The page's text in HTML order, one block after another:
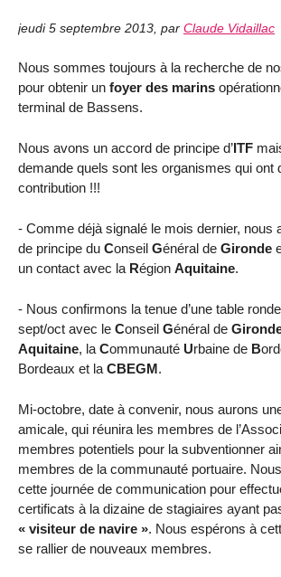
jeudi 5 septembre 2013 par Claude Vidaillac
Nous sommes toujours à la recherche de
pour obtenir un foyer des marins
terminal de Bassens.
Nous avons un accord de principe d’ITF
demande quels sont les organismes qui ont
contribution !!!
- Comme déjà signalé le mois dernier, nous
de principe du Conseil Général de Gironde
un contact avec la Région Aquitaine.
- Nous confirmons la tenue d’une table
sept/oct avec le Conseil Général de
Aquitaine, la Communauté Urbaine de B
Bordeaux et la CBEGM.
Mi-octobre, date à convenir, nous aurons
amicale, qui réunira les membres de
membres potentiels pour la subventionner
membres de la communauté portuaire.
cette journée de communication pour
certificats à la dizaine de stagiaires ayant
« visiteur de navire ». Nous espérons à
se rallier de nouveaux membres.